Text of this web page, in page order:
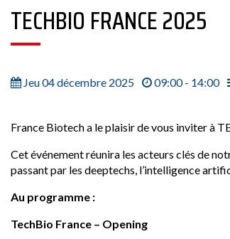
TECHBIO FRANCE 2025
Jeu 04 décembre 2025 09:00 - 14:00
France Biotech a le plaisir de vous inviter à
Cet événement réunira les acteurs clés de
passant par les deeptechs, l’intelligence
Au programme :
TechBio France – Opening